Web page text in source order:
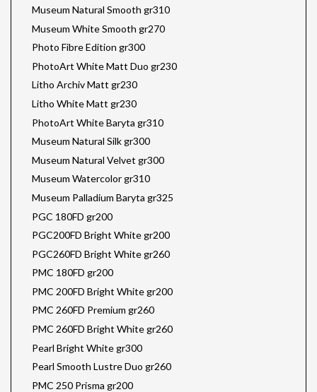
Museum Natural Smooth gr310
Museum White Smooth gr270
Photo Fibre Edition gr300
PhotoArt White Matt Duo gr230
Litho Archiv Matt gr230
Litho White Matt gr230
PhotoArt White Baryta gr310
Museum Natural Silk gr300
Museum Natural Velvet gr300
Museum Watercolor gr310
Museum Palladium Baryta gr325
PGC 180FD gr200
PGC200FD Bright White gr200
PGC260FD Bright White gr260
PMC 180FD gr200
PMC 200FD Bright White gr200
PMC 260FD Premium gr260
PMC 260FD Bright White gr260
Pearl Bright White gr300
Pearl Smooth Lustre Duo gr260
PMC 250 Prisma gr200